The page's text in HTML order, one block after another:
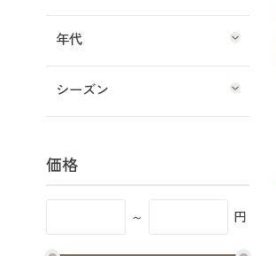
年代
シーズン
価格
～ 円